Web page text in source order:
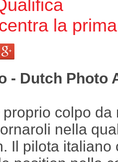
la
- Dutch Photo
colpo
nella
Il pilota italiano